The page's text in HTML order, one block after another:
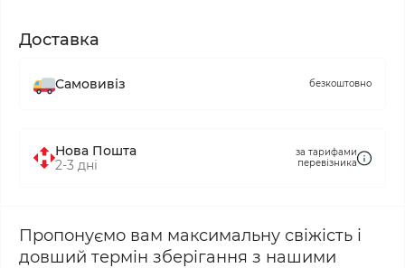
Доставка
Самовивіз безкоштовно
Нова Пошта
2-3 дні
за тарифами
перевізника
Пропонуємо вам максимальну свіжість і
довший термін зберігання з нашими